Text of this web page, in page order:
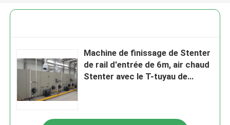
Machine de finissage de Stenter
de rail d'entrée de 6m, air chaud
Stenter avec le T-tuyau de